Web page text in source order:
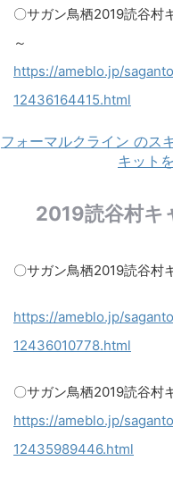
〇サガン鳥栖2019読谷村
～​
https://ameblo.jp/
12436164415.html
フォーマルクライン のス
キット
2019読谷村キ
〇サガン鳥栖2019読谷
https://ameblo.jp/
12436010778.html​
〇サガン鳥栖2019読谷村
https://ameblo.jp/
12435989446.html​